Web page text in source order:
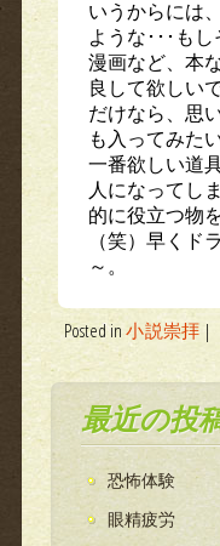
いうからには
ような･･･も
漫画など、本
良して欲しい
だけなら、思
も入ってみた
一番欲しい道
人になってし
的に役立つ物
（笑）早くド
～。
Posted in小説崇拝 |
最近の投
恐怖体験
眼精疲労